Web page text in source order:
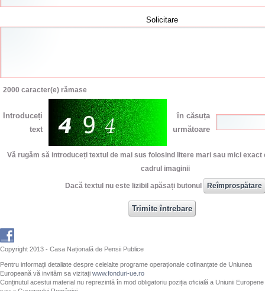
Solicitare
2000 caracter(e) rămase
Introduceți
text
în căsuța
următoare
Vă rugăm să introduceți textul de mai sus folosind litere mari sau mici exact
cadrul imaginii
Dacă textul nu este lizibil apăsați butonul
Copyright 2013 - Casa Națională de Pensii Publice
Pentru informații detaliate despre celelalte programe operaționale cofinanțate de Uniunea
Europeană vă invităm sa vizitați www.fonduri-ue.ro
Conținutul acestui material nu reprezintă în mod obligatoriu poziția oficială a Uniunii Europene